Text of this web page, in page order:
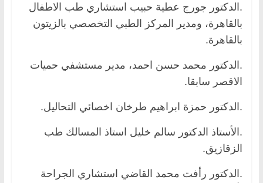
.الدكتور جورج عطية حبيب استشاري طب الاطفال
بالقاهرة، ومدير المركز الطبي التخصصي بالزيتون
بالقاهرة.
.الدكتور محمد حسن احمد، مدير مستشفي حميات
الاقصر سابقا.
.الدكتور حمزة ابراهيم طرخان اخصائي التحاليل.
.الأستاذ الدكتور سالم خليل استاذ المسالك طب
الزقازيق.
.الدكتور رأفت محمد القاضي استشاري الجراحة